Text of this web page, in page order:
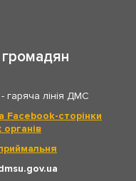
- гаряча лінія ДМС
Facebook-сторінки
органів